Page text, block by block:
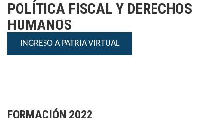
POLÍTICA FISCAL Y DERECHOS
HUMANOS
INGRESO A PATRIA VIRTUAL
FORMACIÓN 2022